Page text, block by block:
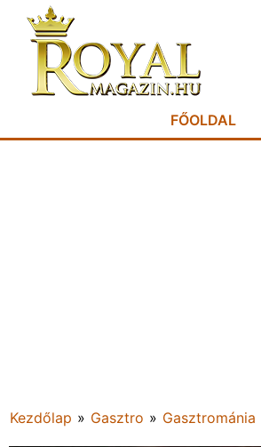
FŐOLDAL
Kezdőlap » Gasztro » Gasztrománia